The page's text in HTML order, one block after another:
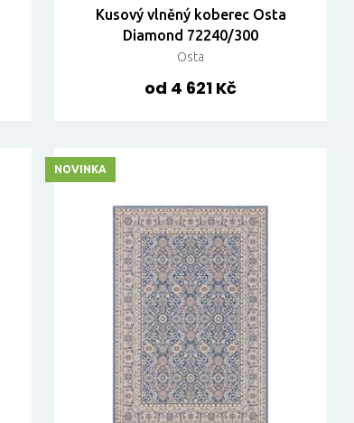
Kusový vlněný koberec Osta
Diamond 72240/300
Osta
od 4 621 Kč
NOVINKA